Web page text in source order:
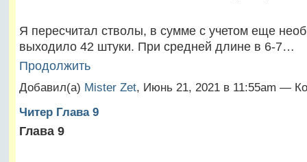
Я пересчитал стволы, в сумме с учетом еще
выходило 42 штуки. При средней длине в 6-7…
Продолжить
Добавил(а) Mister Zet, Июнь 21, 2021 в 11:55am —
Читер Глава 9
Глава 9